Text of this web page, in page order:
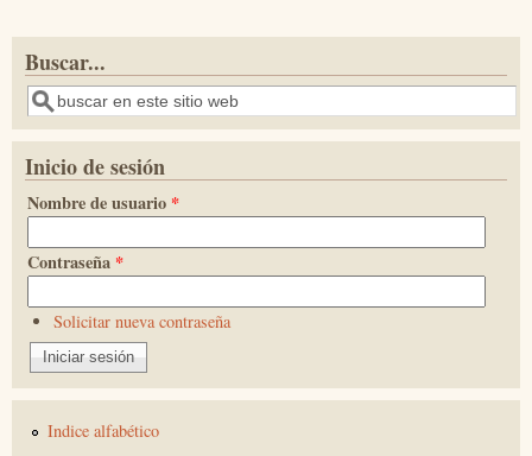
Buscar...
Buscar
Inicio de sesión
Nombre de usuario *
Contraseña *
Solicitar nueva contraseña
Indice alfabético